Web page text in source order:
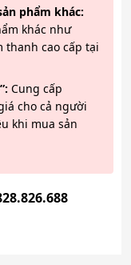
phẩm khác:
khác như
thanh cao cấp tại
Cung cấp
cho cả người
khi mua sản